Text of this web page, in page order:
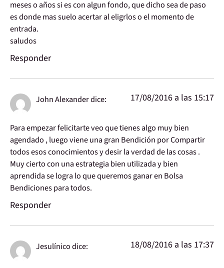
meses o años si es con algun fondo, que dicho sea de paso
es donde mas suelo acertar al eligrlos o el momento de
entrada.
saludos
Responder
John Alexanderdice: 17/08/2016 a las 15:17
Para empezar felicitarte veo que tienes algo muy bien
agendado , luego viene una gran Bendición por Compartir
todos esos conocimientos y desir la verdad de las cosas .
Muy cierto con una estrategia bien utilizada y bien
aprendida se logra lo que queremos ganar en Bolsa
Bendiciones para todos.
Responder
Jesulínicodice: 18/08/2016 a las 17:37